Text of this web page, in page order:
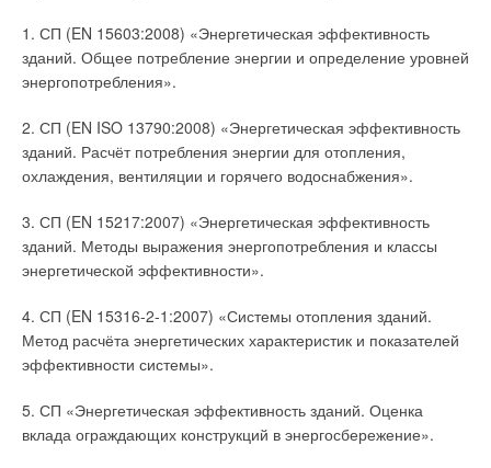
1. СП (EN 15603:2008) «Энергетическая эффективность
зданий. Общее потребление энергии и определение уровней
энергопотребления».
2. СП (EN ISO 13790:2008) «Энергетическая эффективность
зданий. Расчёт потребления энергии для отопления,
охлаждения, вентиляции и горячего водоснабжения».
3. СП (EN 15217:2007) «Энергетическая эффективность
зданий. Методы выражения энергопотребления и классы
энергетической эффективности».
4. СП (EN 15316-2-1:2007) «Системы отопления зданий.
Метод расчёта энергетических характеристик и показателей
эффективности системы».
5. СП «Энергетическая эффективность зданий. Оценка
вклада ограждающих конструкций в энергосбережение».